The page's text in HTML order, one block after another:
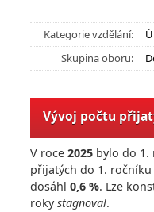
Kategorie vzdělání:
Skupina oboru:
Vývoj počtu
V roce 2025 bylo do
přijatých do 1.
dosáhl 0,6 %. Lze
rokystagnoval.